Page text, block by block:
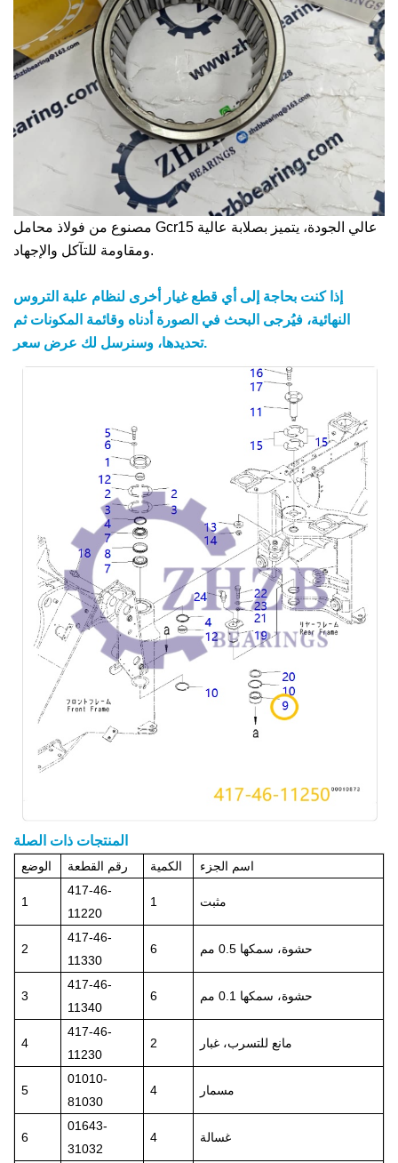
مصنوع من فولاذ محامل Gcr15 عالي الجودة، يتميز بصلابة عالية
ومقاومة للتآكل والإجهاد.
إذا كنت بحاجة إلى أي قطع غيار أخرى لنظام علبة التروس
النهائية، فيُرجى البحث في الصورة أدناه وقائمة المكونات ثم
تحديدها، وسنرسل لك عرض سعر.
المنتجات ذات الصلة
الوضع رقم القطعة الكمية اسم الجزء
1
417-46-
11220
1 مثبت
2
417-46-
11330
6 حشوة، سمكها 0.5 مم
3
417-46-
11340
6 حشوة، سمكها 0.1 مم
4
417-46-
11230
2 مانع للتسرب، غبار
5
01010-
81030
4 مسمار
6
01643-
31032
4 غسالة